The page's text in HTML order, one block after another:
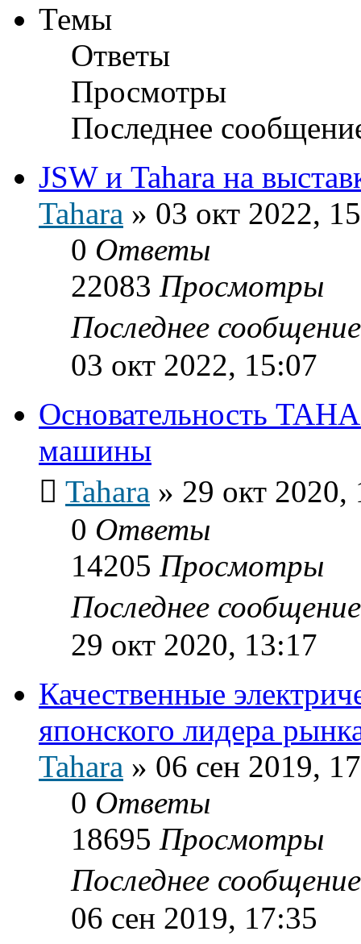
Темы
Ответы
Просмотры
Последнее
JSW и Tahara на
Tahara » 03 окт 2022,
0 Ответы
22083 Просмотры
Последнее
03 окт 2022, 15:07
Основательность
машины
Tahara » 29 окт 2020,
0 Ответы
14205 Просмотры
Последнее
29 окт 2020, 13:17
Качественные
японского лидера
Tahara » 06 сен 2019,
0 Ответы
18695 Просмотры
Последнее
06 сен 2019, 17:35